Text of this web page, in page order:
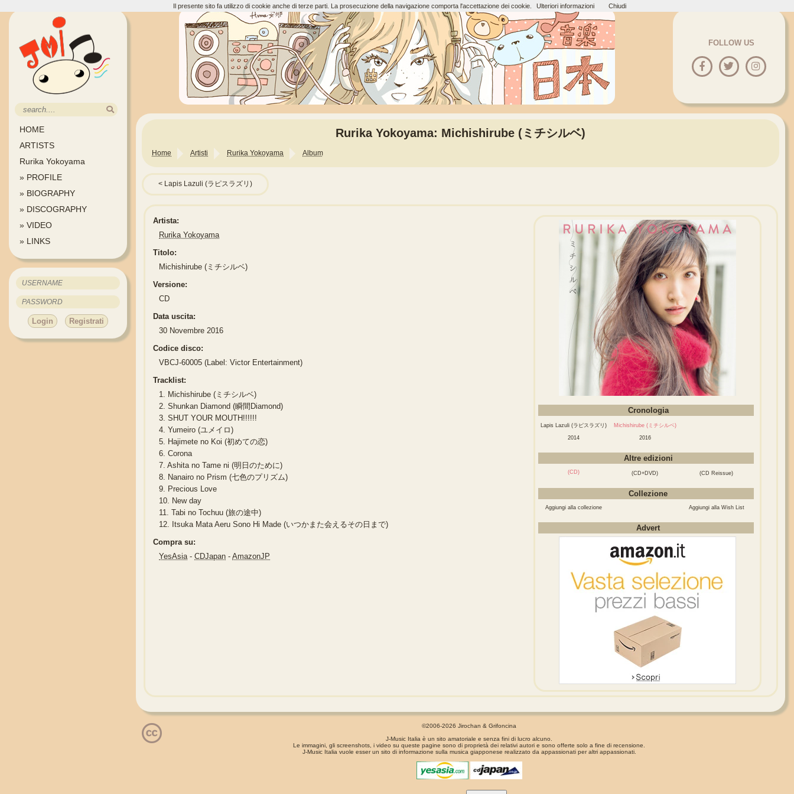
HOME
ARTISTS
Rurika Yokoyama
» PROFILE
» BIOGRAPHY
» DISCOGRAPHY
» VIDEO
» LINKS
Login Registrati
FOLLOW US
Rurika Yokoyama: Michishirube (ミチシルベ)
Home Artisti Rurika Yokoyama Album
Lapis Lazuli (ラピスラズリ)
Cronologia
Lapis Lazuli (ラピスラズリ)
2014
Michishirube (ミチシルベ)
2016
Altre edizioni
(CD) (CD+DVD) (CD Reissue)
Collezione
Aggiungi alla collezione Aggiungi alla Wish List
Advert
Artista:
Rurika Yokoyama
Titolo:
Michishirube (ミチシルベ)
Versione:
CD
Data uscita:
30 Novembre 2016
Codice disco:
VBCJ-60005 (Label: Victor Entertainment)
Tracklist:
1. Michishirube (ミチシルベ)
2. Shunkan Diamond (瞬間Diamond)
3. SHUT YOUR MOUTH!!!!!!
4. Yumeiro (ユメイロ)
5. Hajimete no Koi (初めての恋)
6. Corona
7. Ashita no Tame ni (明日のために)
8. Nanairo no Prism (七色のプリズム)
9. Precious Love
10. New day
11. Tabi no Tochuu (旅の途中)
12. Itsuka Mata Aeru Sono Hi Made (いつかまた会えるその日まで)
Compra su:
YesAsia-CDJapan -AmazonJP
©2006-2026 Jirochan & Grifoncina
J-Music Italia è un sito amatoriale e senza fini di lucro alcuno.
Le immagini, gli screenshots, i video su queste pagine sono di proprietà dei relativi autori e sono offerte solo a fine di recensione.
J-Music Italia vuole esser un sito di informazione sulla musica giapponese realizzato da appassionati per altri appassionati.
Il presente sito fa utilizzo di cookie anche di terze parti. La prosecuzione della navigazione comporta l'accettazione dei cookie. Ulteriori informazioni Chiudi